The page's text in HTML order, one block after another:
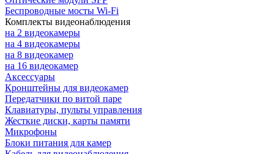
Беспроводные мосты Wi-Fi
Комплекты видеонаблюдения
на 2 видеокамеры
на 4 видеокамеры
на 8 видеокамер
на 16 видеокамер
Аксессуары
Кронштейны для видеокамер
Передатчики по витой паре
Клавиатуры, пульты управления
Жесткие диски, карты памяти
Микрофоны
Блоки питания для камер